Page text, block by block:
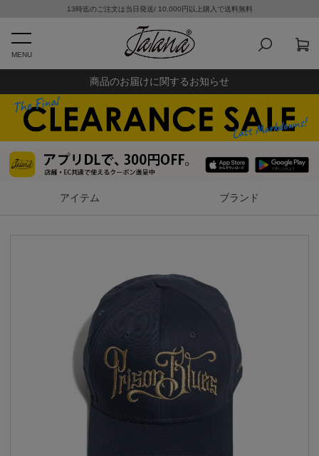
13時迄のご注文は当日発送/ 10,000円以上購入で送料無料
MENU
商品のお届けに関するお知らせ
アイテム ブランド